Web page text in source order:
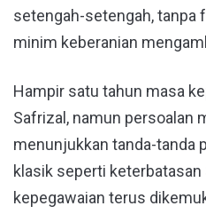
setengah-setengah, tanpa
minim keberanian
Hampir satu tahun masa
Safrizal, namun persoalan
menunjukkan tanda-tanda
klasik seperti keterbatasan
kepegawaian terus